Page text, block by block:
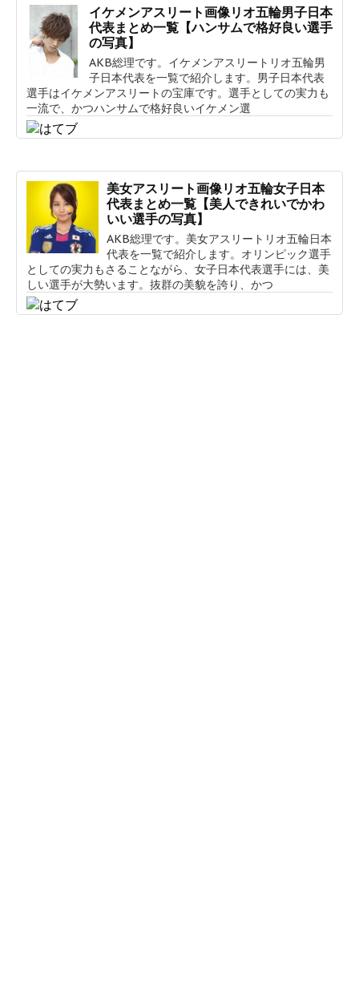
イケメンアスリート画像リオ五輪男子日本
代表まとめ一覧【ハンサムで格好良い選手
の写真】
AKB総理です。イケメンアスリートリオ五輪男
子日本代表を一覧で紹介します。男子日本代表
選手はイケメンアスリートの宝庫です。選手としての実力も
一流で、かつハンサムで格好良いイケメン選
美女アスリート画像リオ五輪女子日本
代表まとめ一覧【美人できれいでかわ
いい選手の写真】
AKB総理です。美女アスリートリオ五輪日本
代表を一覧で紹介します。オリンピック選手
としての実力もさることながら、女子日本代表選手には、美
しい選手が大勢います。抜群の美貌を誇り、かつ